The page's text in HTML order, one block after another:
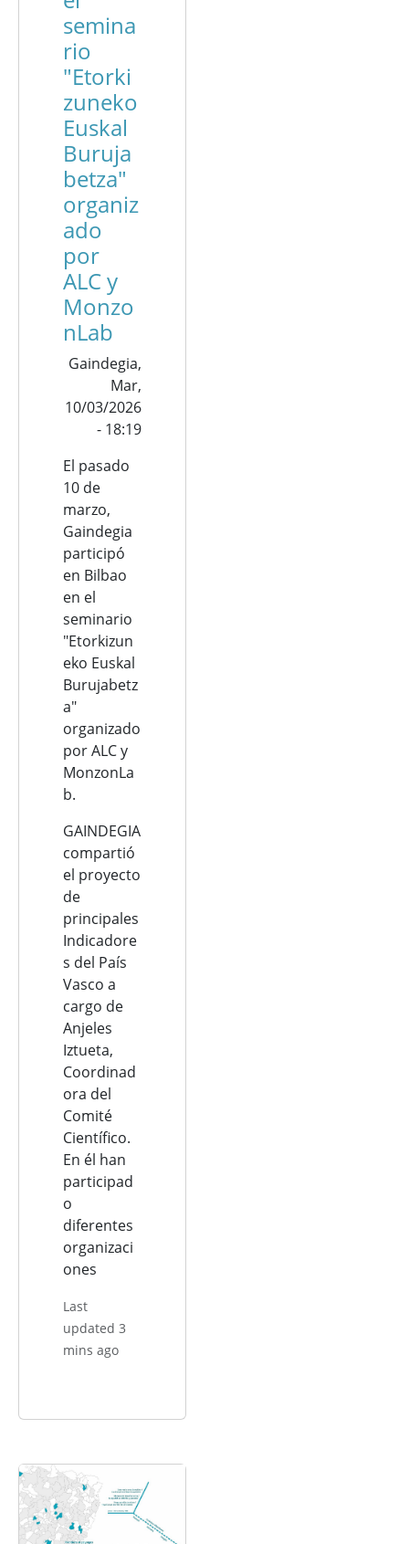
semina
rio
"Etorki
zuneko
Euskal
Buruja
betza"
organiz
ado
por
ALC y
Monzo
nLab
Gaindegia,
Mar,
10/03/2026
- 18:19
El pasado
10 de
marzo,
Gaindegia
participó
en Bilbao
en el
seminario
"Etorkizun
eko Euskal
Burujabetz
a"
organizado
por ALC y
MonzonLa
b.
GAINDEGIA
compartió
el proyecto
de
principales
Indicadore
s del País
Vasco a
cargo de
Anjeles
Iztueta,
Coordinad
ora del
Comité
Científico.
En él han
participad
o
diferentes
organizaci
ones
Last
updated 3
mins ago